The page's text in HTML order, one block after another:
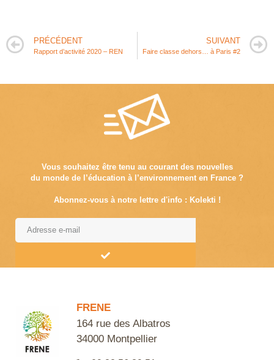
PRÉCÉDENT
Rapport d’activité 2020 – REN
SUIVANT
Faire classe dehors… à Paris #2
Vous souhaitez être tenu au courant des nouvelles
du monde de l’éducation à l’environnement en France ?
Abonnez-vous à notre lettre d'info : Kolekti !
FRENE
164 rue des Albatros
34000 Montpellier